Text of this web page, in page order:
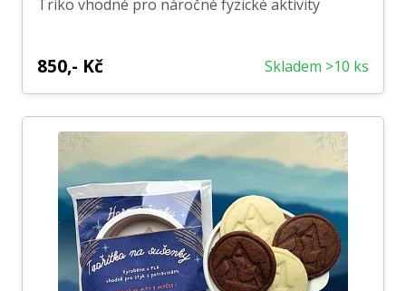
Triko vhodné pro náročné fyzické aktivity
850,- Kč Skladem >10 ks